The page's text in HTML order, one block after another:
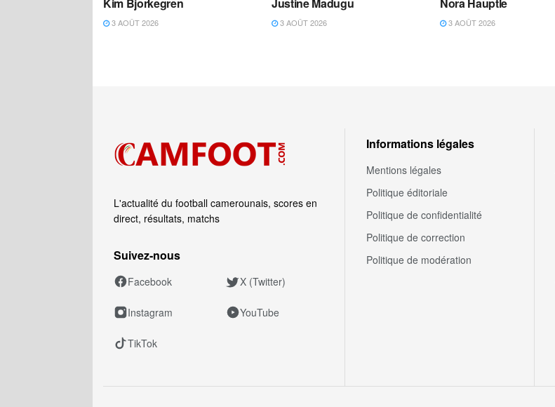
3 AOÛT 2026 3 AOÛT 2026 3 AOÛT 2026
L'actualité du football camerounais, scores en
direct, résultats, matchs
Suivez‑nous
Facebook X (Twitter)
Instagram YouTube
TikTok
Informations légales
Mentions légales
Politique éditoriale
Politique de confidentialité
Politique de correction
Politique de modération